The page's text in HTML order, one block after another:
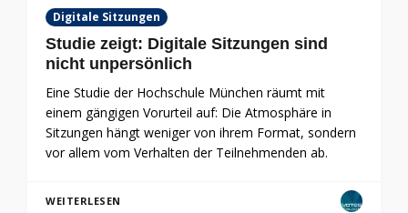
Digitale Sitzungen
Studie zeigt: Digitale Sitzungen sind
nicht unpersönlich
Eine Studie der Hochschule München räumt mit
einem gängigen Vorurteil auf: Die Atmosphäre in
Sitzungen hängt weniger von ihrem Format, sondern
vor allem vom Verhalten der Teilnehmenden ab.
WEITERLESEN